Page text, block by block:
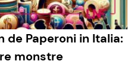
de Paperoni in Italia:
monstre